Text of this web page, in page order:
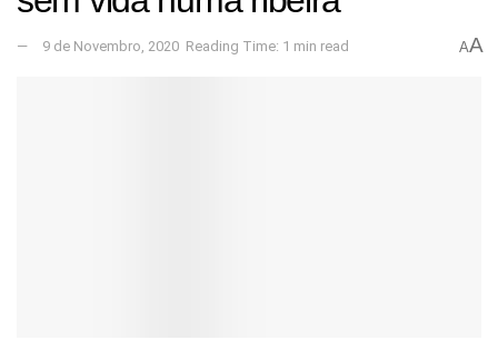
9 de Novembro, 2020 Reading Time: 1 min read AA